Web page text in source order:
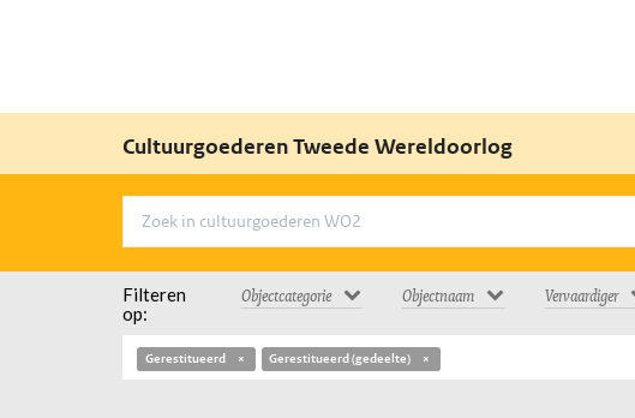
Cultuurgoederen Tweede Wereldoorlog
Filteren
op:
Objectcategorie Objectnaam Vervaardiger
Gerestitueerd Gerestitueerd (gedeelte)